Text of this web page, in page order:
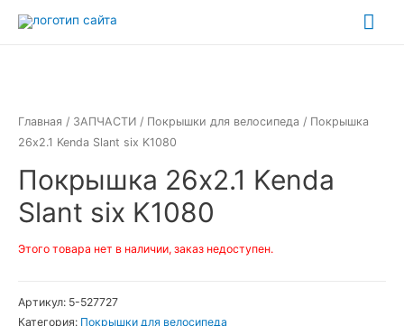
Главная / ЗАПЧАСТИ / Покрышки для велосипеда / Покрышка
26х2.1 Kenda Slant six K1080
Покрышка 26х2.1 Kenda
Slant six K1080
Этого товара нет в наличии, заказ недоступен.
Артикул: 5-527727
Категория: Покрышки для велосипеда